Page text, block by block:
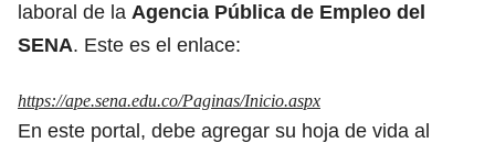
laboral de la Agencia Pública de Empleo del
SENA. Este es el enlace:
https://ape.sena.edu.co/Paginas/Inicio.aspx
En este portal, debe agregar su hoja de vida al